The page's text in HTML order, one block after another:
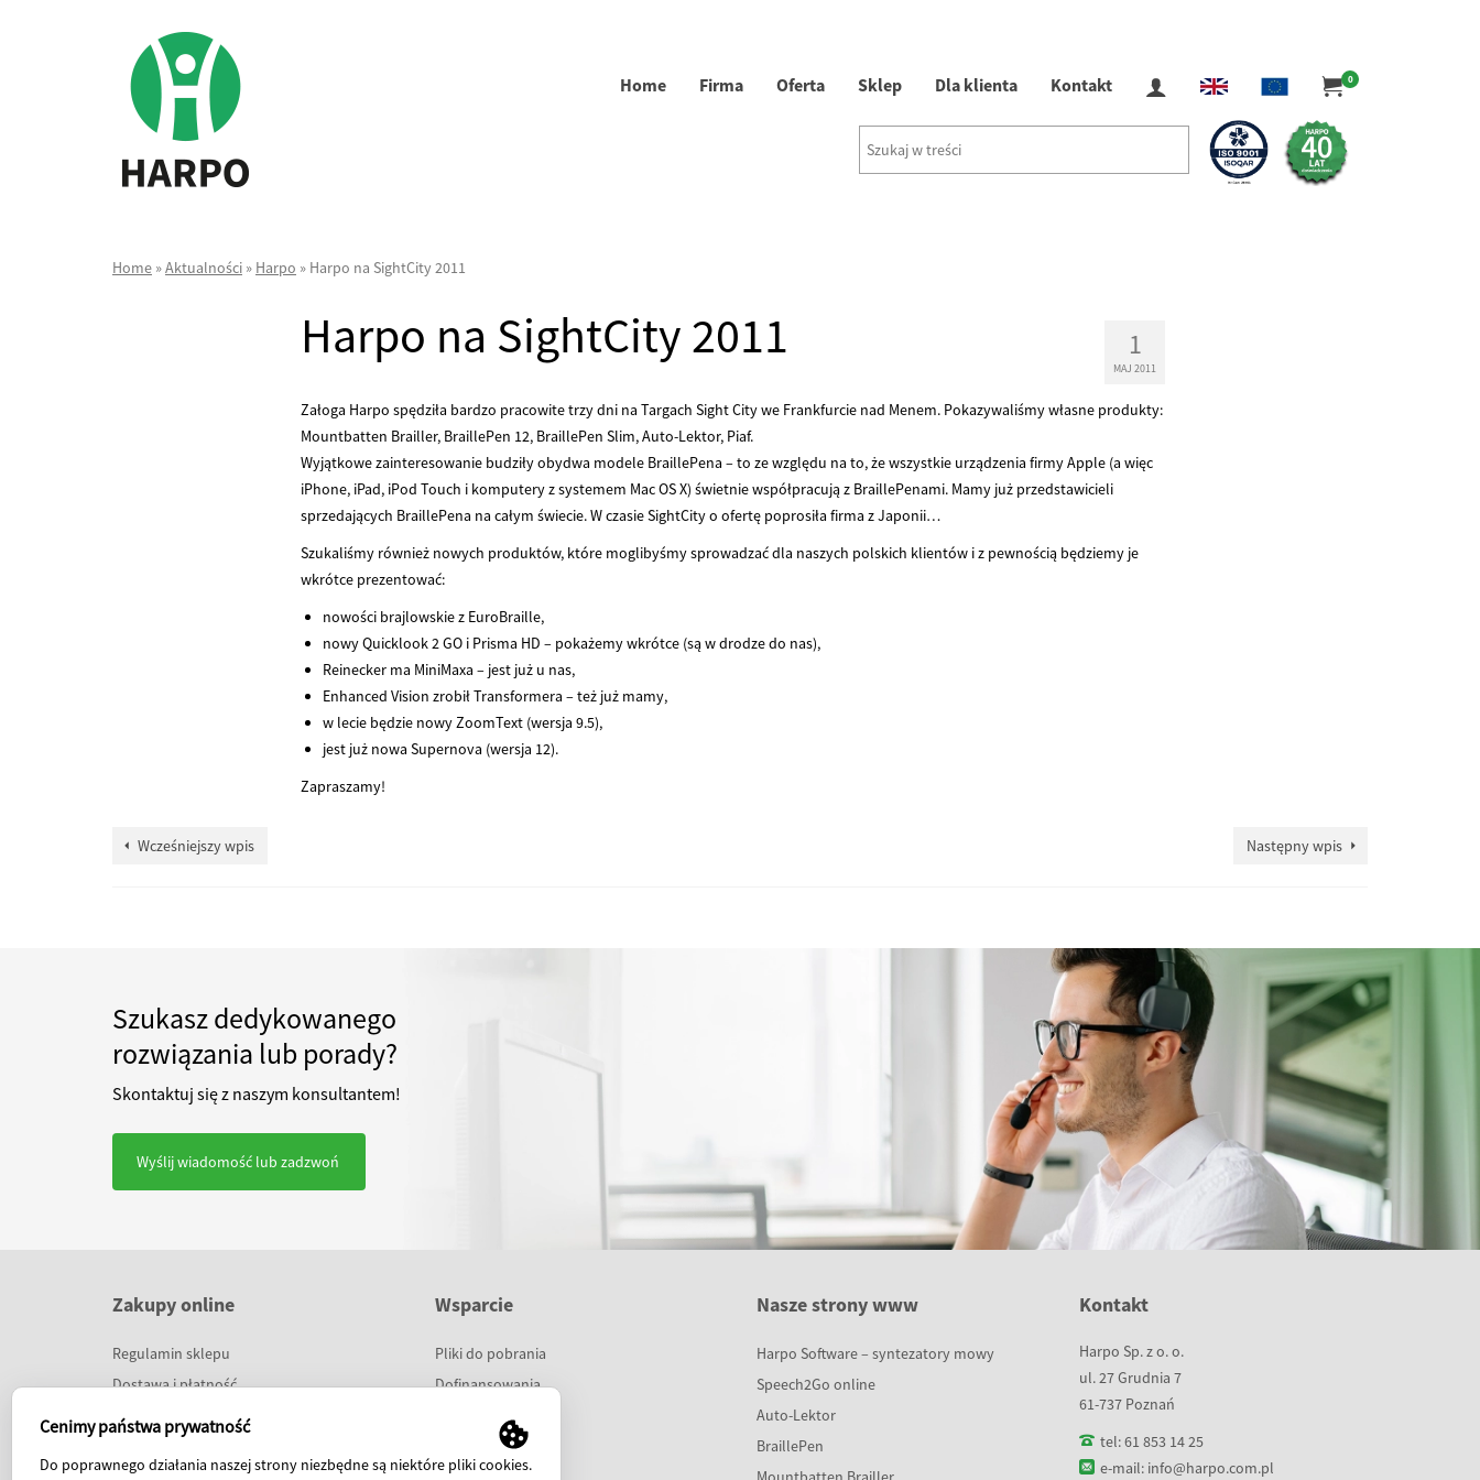
Home Firma Oferta Sklep Dla klienta Kontakt 0
1
MAJ 2011
Home »Aktualności » Harpo » Harpo na SightCity 2011
Harpo na SightCity 2011
Załoga Harpo spędziła bardzo pracowite trzy dni na Targach Sight City we Frankfurcie nad Menem. Pokazywaliśmy własne produkty:
Mountbatten Brailler, BraillePen 12, BraillePen Slim, Auto-Lektor, Piaf.
Wyjątkowe zainteresowanie budziły obydwa modele BraillePena – to ze względu na to, że wszystkie urządzenia firmy Apple (a więc
iPhone, iPad, iPod Touch i komputery z systemem Mac OS X) świetnie współpracują z BraillePenami. Mamy już przedstawicieli
sprzedających BraillePena na całym świecie. W czasie SightCity o ofertę poprosiła firma z Japonii…
Szukaliśmy również nowych produktów, które moglibyśmy sprowadzać dla naszych polskich klientów i z pewnością będziemy je
wkrótce prezentować:
nowości brajlowskie z EuroBraille,
nowy Quicklook 2 GO i Prisma HD – pokażemy wkrótce (są w drodze do nas),
Reinecker ma MiniMaxa – jest już u nas,
Enhanced Vision zrobił Transformera – też już mamy,
w lecie będzie nowy ZoomText (wersja 9.5),
jest już nowa Supernova (wersja 12).
Zapraszamy!
Wcześniejszy wpis Następny wpis
Szukasz dedykowanego
rozwiązania lub porady?
Skontaktuj się z naszym konsultantem!
Wyślij wiadomość lub zadzwoń
Zakupy online
Regulamin sklepu
Dostawa i płatność
Raty 0%
Wsparcie
Pliki do pobrania
Dofinansowania
Prezentacje
Nasze strony www
Harpo Software – syntezatory mowy
Speech2Go online
Auto-Lektor
BraillePen
Kontakt
Harpo Sp. z o. o.
ul. 27 Grudnia 7
61-737 Poznań
tel:61 853 14 25
e-mail: info@harpo.com.pl
Cenimy państwa prywatność
Do poprawnego działania naszej strony niezbędne są niektóre pliki cookies.